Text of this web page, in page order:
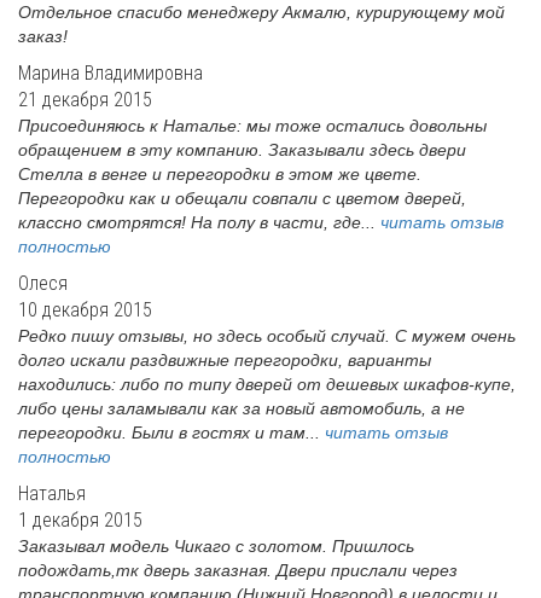
Отдельное спасибо менеджеру Акмалю, курирующему мой
заказ!
Марина Владимировна
21 декабря 2015
Присоединяюсь к Наталье: мы тоже остались довольны
обращением в эту компанию. Заказывали здесь двери
Стелла в венге и перегородки в этом же цвете.
Перегородки как и обещали совпали с цветом дверей,
классно смотрятся! На полу в части, где... читать отзыв
полностью
Олеся
10 декабря 2015
Редко пишу отзывы, но здесь особый случай. С мужем очень
долго искали раздвижные перегородки, варианты
находились: либо по типу дверей от дешевых шкафов-купе,
либо цены заламывали как за новый автомобиль, а не
перегородки. Были в гостях и там... читать отзыв
полностью
Наталья
1 декабря 2015
Заказывал модель Чикаго с золотом. Пришлось
подождать,тк дверь заказная. Двери прислали через
транспортную компанию (Нижний Новгород) в целости и